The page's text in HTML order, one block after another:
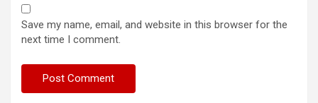
Save my name, email, and website in this browser for the
next time I comment.